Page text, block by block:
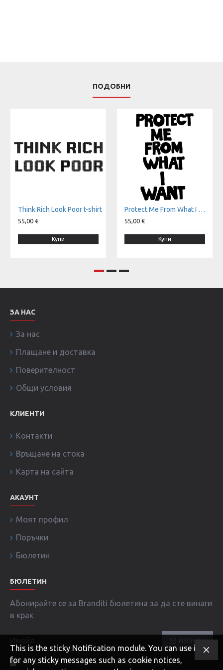
ПОДОБНИ
Think Rich Look Poor t-shirt
55,00 €
Купи
Protect Me From What I Want t-shirt
55,00 €
Купи
ЗА НАС
За нас
Плащане и доставка
Поверителност
Общи условия
КЛИЕНТИ
Контакти
Връщане на стока
Карта на сайта
АКАУНТ
Моят профил
Поръчки
Бюлетин
БЮЛЕТИН
Абонирайте се за Branditi бюлетина за да сте винаги
в крак
ИЗПРАТИ
Прочел съм и съм съгласен с условията в страница
This is the sticky Notification module. You can use it
for any sticky messages such as cookie notices,